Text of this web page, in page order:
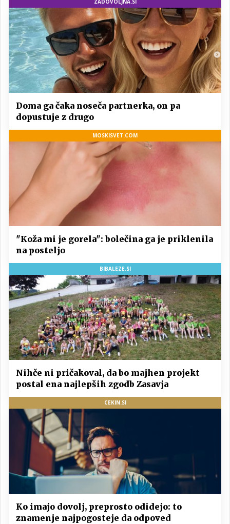
ZADOVOLJNA.SI
Doma ga čaka noseča partnerka, on pa
dopustuje z drugo
MOSKISVET.COM
"Koža mi je gorela": bolečina ga je priklenila
na posteljo
BIBALEZE.SI
Nihče ni pričakoval, da bo majhen projekt
postal ena najlepših zgodb Zasavja
CEKIN.SI
Ko imajo dovolj, preprosto odidejo: to
znamenje najpogosteje da odpoved